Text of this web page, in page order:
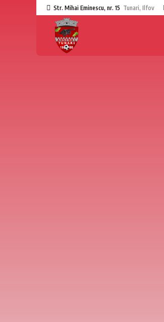
Str. Mihai Eminescu, nr. 15 Tunari, Ilfov